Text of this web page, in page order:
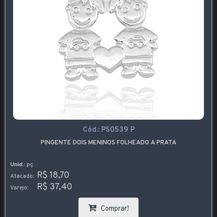
Cód.: PS0539 P
PINGENTE DOIS MENINOS FOLHEADO A PRATA
Unid.: pç
Atacado: R$ 18,70
Varejo: R$ 37,40
Comprar!